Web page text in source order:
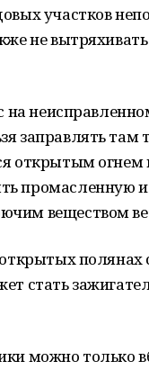
участков
не
на
заправлять там
открытым огнем
промасленную
веществом
открытых
стать
можно только